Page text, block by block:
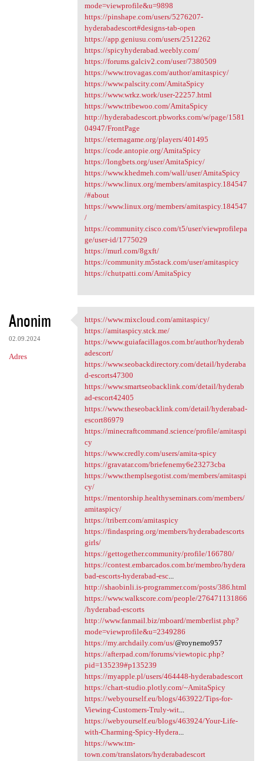
mode=viewprofile&u=9898
https://pinshape.com/users/5276207-
hyderabadescort#designs-tab-open
https://app.geniusu.com/users/2512262
https://spicyhyderabad.weebly.com/
https://forums.galciv2.com/user/7380509
https://www.trovagas.com/author/amitaspicy/
https://www.palscity.com/AmitaSpicy
https://www.wrkz.work/user-22257.html
https://www.tribewoo.com/AmitaSpicy
http://hyderabadescort.pbworks.com/w/page/1581
04947/FrontPage
https://eternagame.org/players/401495
https://code.antopie.org/AmitaSpicy
https://longbets.org/user/AmitaSpicy/
https://www.khedmeh.com/wall/user/AmitaSpicy
https://www.linux.org/members/amitaspicy.184547
/#about
https://www.linux.org/members/amitaspicy.184547
/
https://community.cisco.com/t5/user/viewprofilepa
ge/user-id/1775029
https://murl.com/8gxft/
https://community.m5stack.com/user/amitaspicy
https://chutpatti.com/AmitaSpicy
Anonim
02.09.2024
Adres
https://www.mixcloud.com
https://www.mixcloud.com/amitaspicy/
https://amitaspicy.stck.me/
https://www.guiafacillagos.com.br/author/hyderab
adescort/
https://www.seobackdirectory.com/detail/hyderaba
d-escorts47300
https://www.smartseobacklink.com/detail/hyderab
ad-escort42405
https://www.theseobacklink.com/detail/hyderabad-
escort86979
https://minecraftcommand.science/profile/amitaspi
cy
https://www.credly.com/users/amita-spicy
https://gravatar.com/briefenemy6e23273cba
https://www.themplsegotist.com/members/amitaspi
cy/
https://mentorship.healthyseminars.com/members/
amitaspicy/
https://triberr.com/amitaspicy
https://findaspring.org/members/hyderabadescorts
girls/
https://gettogether.community/profile/166780/
https://contest.embarcados.com.br/membro/hydera
bad-escorts-hyderabad-esc...
http://shaobinli.is-programmer.com/posts/386.html
https://www.walkscore.com/people/276471131866
/hyderabad-escorts
http://www.fanmail.biz/mboard/memberlist.php?
mode=viewprofile&u=2349286
https://my.archdaily.com/us/@roynemo957
https://afterpad.com/forums/viewtopic.php?
pid=135239#p135239
https://myapple.pl/users/464448-hyderabadescort
https://chart-studio.plotly.com/~AmitaSpicy
https://webyourself.eu/blogs/463922/Tips-for-
Viewing-Customers-Truly-wit...
https://webyourself.eu/blogs/463924/Your-Life-
with-Charming-Spicy-Hydera
https://www.tm-
town.com/translators/hyderabadescort